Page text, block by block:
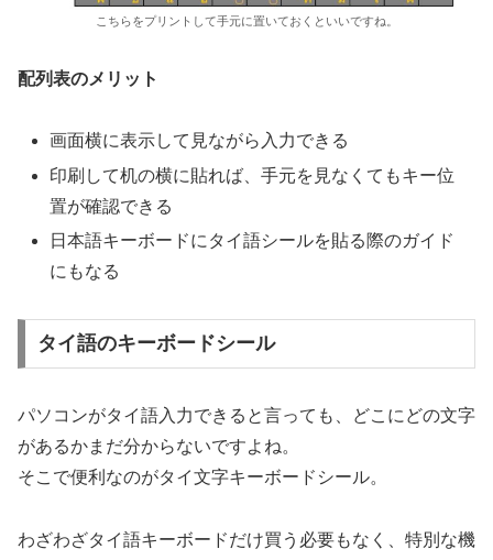
こちらをプリントして手元に置いておくといいですね。
配列表のメリット
画面横に表示して見ながら入力できる
印刷して机の横に貼れば、手元を見なくてもキー位
置が確認できる
日本語キーボードにタイ語シールを貼る際のガイド
にもなる
タイ語のキーボードシール
パソコンがタイ語入力できると言っても、どこにどの文字
があるかまだ分からないですよね。
そこで便利なのがタイ文字キーボードシール。
わざわざタイ語キーボードだけ買う必要もなく、特別な機